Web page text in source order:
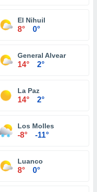
El Nihuil
8° 0°
General Alvear
14° 2°
La Paz
14° 2°
Los Molles
-8° -11°
Luanco
8° 0°